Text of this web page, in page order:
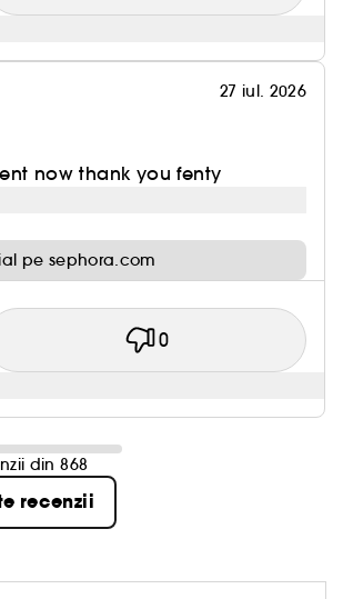
27 iul. 2026
now thank you fenty
pe sephora.com
0
din 868
recenzii